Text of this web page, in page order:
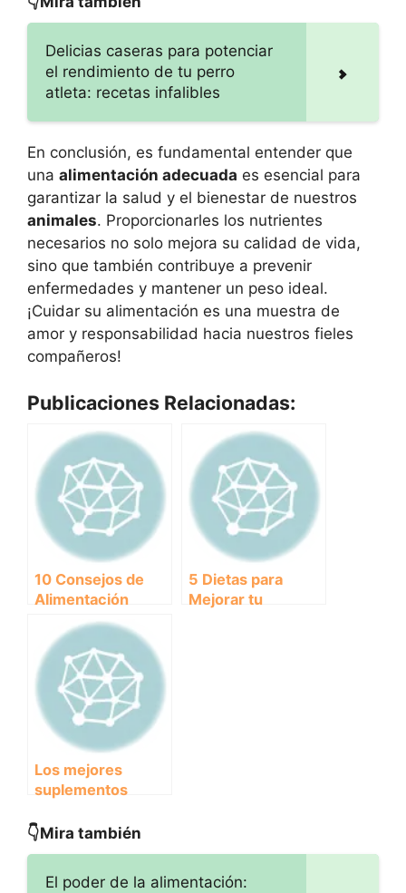
Delicias caseras para potenciar
el rendimiento de tu perro
atleta: recetas infalibles
En conclusión, es fundamental entender que
una alimentación adecuada es esencial para
garantizar la salud y el bienestar de nuestros
animales. Proporcionarles los nutrientes
necesarios no solo mejora su calidad de vida,
sino que también contribuye a prevenir
enfermedades y mantener un peso ideal.
¡Cuidar su alimentación es una muestra de
amor y responsabilidad hacia nuestros fieles
compañeros!
Publicaciones Relacionadas:
10 Consejos de
Alimentación
Canina para una
Nutrición
Equilibrada y
Saludable
5 Dietas para
Mejorar tu
Los mejores
suplementos
recomendados
👇Mira también
El poder de la alimentación: